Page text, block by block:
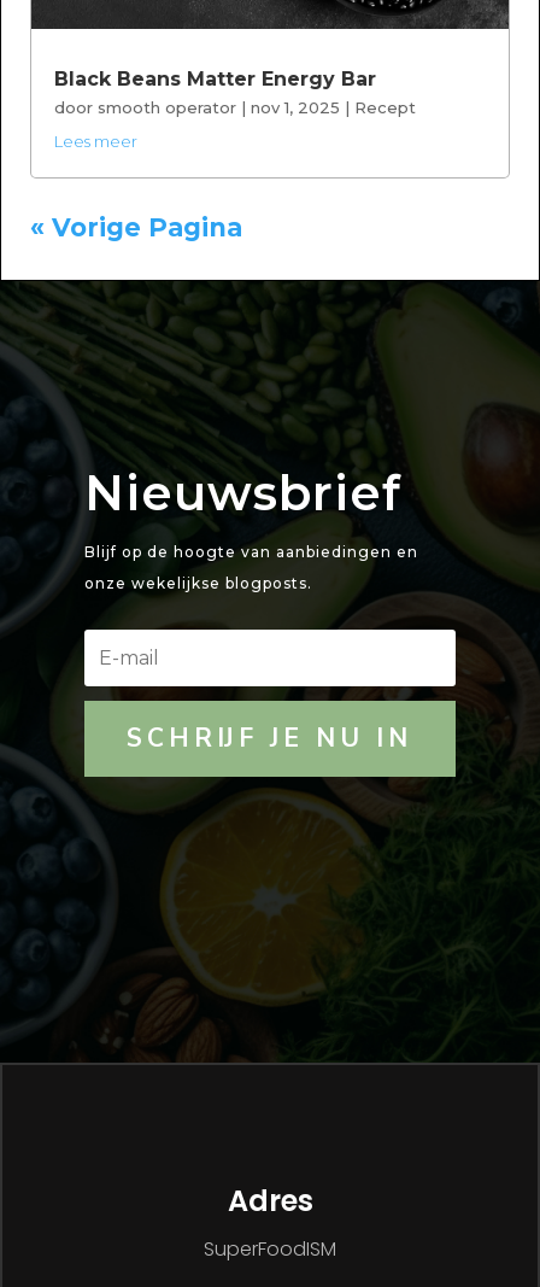
Black Beans Matter Energy Bar
door smooth operator |nov 1, 2025 | Recept
Lees meer
« Vorige Pagina
Nieuwsbrief
Blijf op de hoogte van aanbiedingen en
onze wekelijkse blogposts.
SCHRIJF JE NU IN
Adres
SuperFoodISM